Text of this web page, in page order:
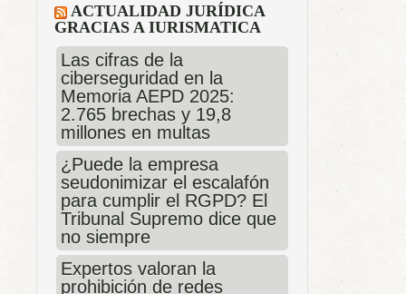
ACTUALIDAD JURÍDICA
GRACIAS A IURISMATICA
Las cifras de la
ciberseguridad en la
Memoria AEPD 2025:
2.765 brechas y 19,8
millones en multas
¿Puede la empresa
seudonimizar el escalafón
para cumplir el RGPD? El
Tribunal Supremo dice que
no siempre
Expertos valoran la
prohibición de redes